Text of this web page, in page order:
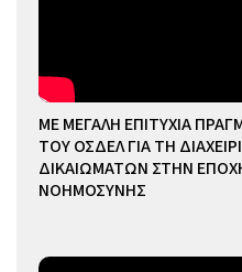
ΜΕ ΜΕΓΑΛΗ ΕΠΙΤΥΧΙΑ
ΤΟΥ ΟΣΔΕΛ ΓΙΑ ΤΗ
ΔΙΚΑΙΩΜΑΤΩΝ ΣΤΗΝ
ΝΟΗΜΟΣΥΝΗΣ